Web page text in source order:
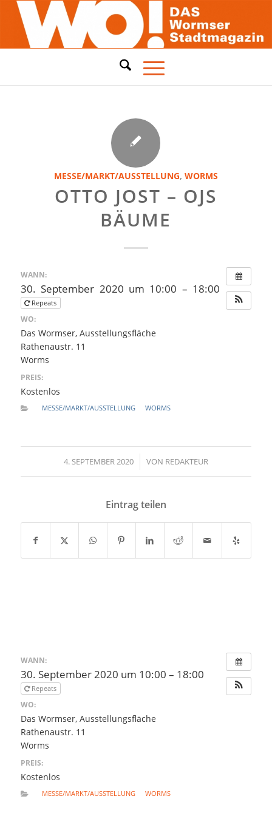
MESSE/MARKT/AUSSTELLUNG, WORMS
OTTO JOST – OJS
BÄUME
WANN:
30. September 2020 um 10:00 – 18:00
Repeats
WO:
Das Wormser, Ausstellungsfläche
Rathenaustr. 11
Worms
PREIS:
Kostenlos
MESSE/MARKT/AUSSTELLUNG WORMS
4. SEPTEMBER 2020
/ VON REDAKTEUR
Eintrag teilen
WANN:
30. September 2020 um 10:00 – 18:00
Repeats
WO:
Das Wormser, Ausstellungsfläche
Rathenaustr. 11
Worms
PREIS:
Kostenlos
MESSE/MARKT/AUSSTELLUNG WORMS